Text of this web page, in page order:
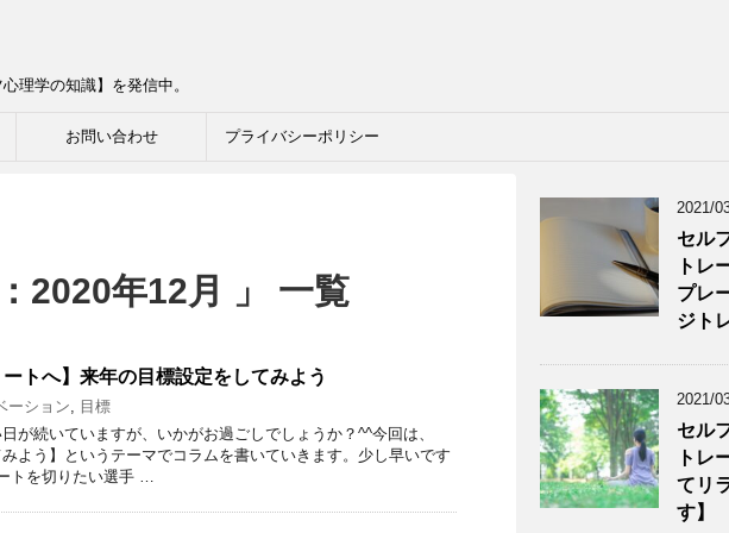
理学の知識】を発信中。
お問い合わせ プライバシーポリシー
2020年12月 」 一覧
トへ】来年の目標設定をしてみよう
ーション, 目標
が続いていますが、いかがお過ごしでしょうか？^^今回は、
よう】というテーマでコラムを書いていきます。少し早いです
トを切りたい選手 …
2021/
セル
トレ
プレ
ジト
2021/
セル
トレ
てリ
す】